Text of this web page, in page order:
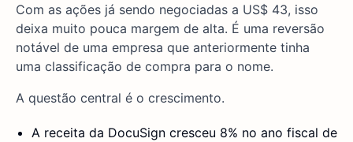
Com as ações já sendo negociadas a US$ 43, isso
deixa muito pouca margem de alta. É uma reversão
notável de uma empresa que anteriormente tinha
uma classificação de compra para o nome.
A questão central é o crescimento.
A receita da DocuSign cresceu 8% no ano fiscal de